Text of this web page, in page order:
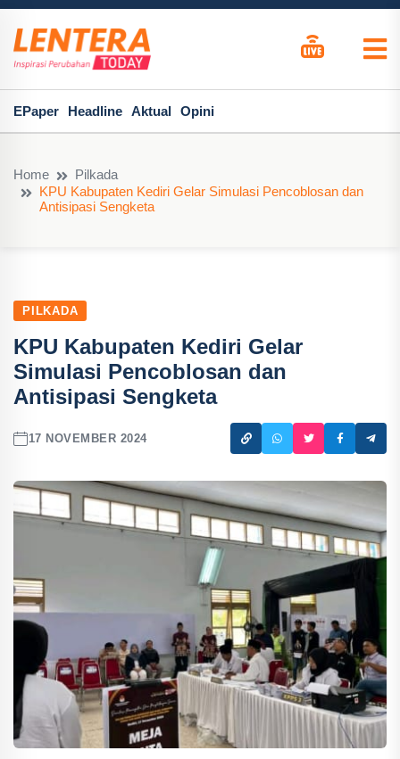
EPaper Headline Aktual Opini
Home
Pilkada
KPU Kabupaten Kediri Gelar Simulasi Pencoblosan dan
Antisipasi Sengketa
PILKADA
KPU Kabupaten Kediri Gelar
Simulasi Pencoblosan dan
Antisipasi Sengketa
17 NOVEMBER 2024